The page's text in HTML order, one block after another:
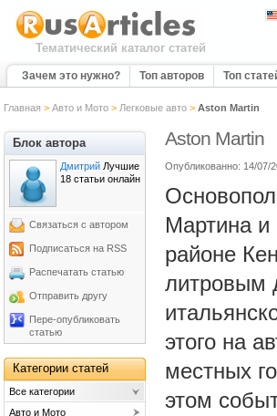
Тематический каталог статей
Зачем это нужно? Топ авторов Топ
Главная > Авто и Мото> Легковые авто> Aston Martin
Aston Martin
Опубликованно: 14/07/
Мартина и
районе
литровым
этого на
местных
этом
Блок автора
ДмитрийЛучшие
18 статьи онлайн
Связаться с автором
Подписаться на RSS
Распечатать статью
Отправить другу
Пере-опубликовать
статью
Категории статей
Все категории
Авто и Мото